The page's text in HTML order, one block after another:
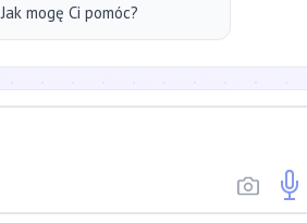
mogę Ci pomóc?